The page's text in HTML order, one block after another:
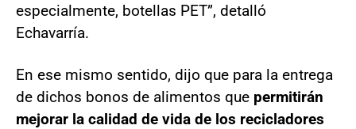
especialmente, botellas PET”, detalló
Echavarría.
En ese mismo sentido, dijo que para la entrega
de dichos bonos de alimentos que permitirán
mejorar la calidad de vida de los recicladores